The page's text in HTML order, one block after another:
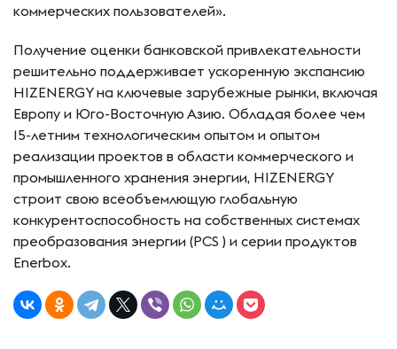
коммерческих пользователей».
Получение оценки банковской привлекательности
решительно поддерживает ускоренную экспансию
HIZENERGY на ключевые зарубежные рынки, включая
Европу и Юго-Восточную Азию. Обладая более чем
15-летним технологическим опытом и опытом
реализации проектов в области коммерческого и
промышленного хранения энергии, HIZENERGY
строит свою всеобъемлющую глобальную
конкурентоспособность на собственных системах
преобразования энергии (PCS ) и серии продуктов
Enerbox.